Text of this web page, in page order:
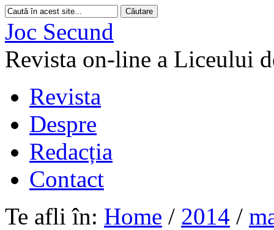
Joc Secund
Revista on-line a Liceului
Revista
Despre
Redacția
Contact
Te afli în: Home / 2014 /